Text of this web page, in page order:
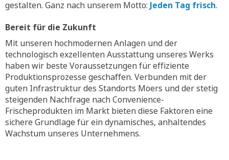
gestalten. Ganz nach unserem Motto: Jeden Tag frisch.
Bereit für die Zukunft
Mit unseren hochmodernen Anlagen und der
technologisch exzellenten Ausstattung unseres Werks
haben wir beste Voraussetzungen für effiziente
Produktionsprozesse geschaffen. Verbunden mit der
guten Infrastruktur des Standorts Moers und der stetig
steigenden Nachfrage nach Convenience-
Frischeprodukten im Markt bieten diese Faktoren eine
sichere Grundlage für ein dynamisches, anhaltendes
Wachstum unseres Unternehmens.